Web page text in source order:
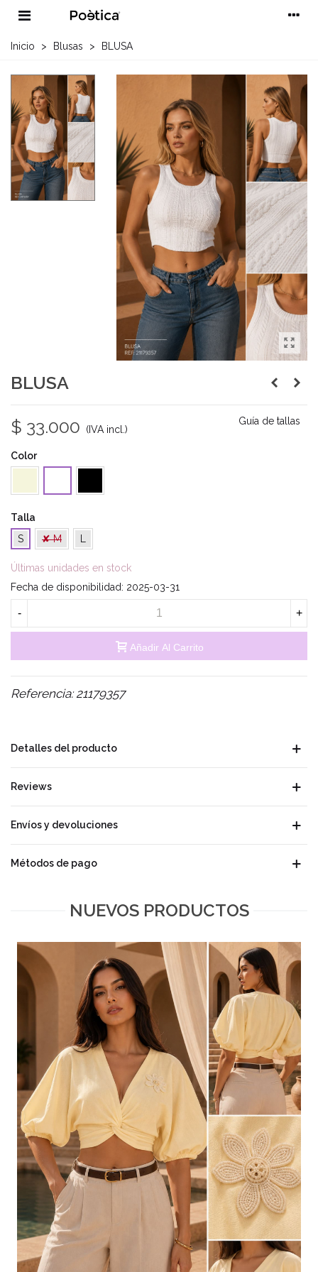
Inicio > Blusas > BLUSA
BLUSA
$ 33.000 (IVA incl.)
Guía de tallas
Color
Talla
S
✘ M L
Últimas unidades en stock
Fecha de disponibilidad: 2025-03-31
- +
Añadir Al Carrito
Referencia: 21179357
Detalles del producto
Reviews
Envíos y devoluciones
Métodos de pago
NUEVOS PRODUCTOS